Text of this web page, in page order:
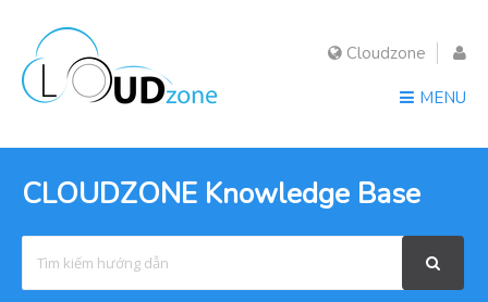
Cloudzone
MENU
CLOUDZONE Knowledge Base
For